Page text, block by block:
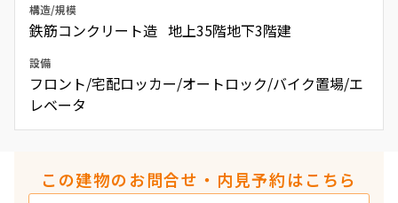
構造/規模
鉄筋コンクリート造 地上35階地下3階建
設備
フロント/宅配ロッカー/オートロック/バイク置場/エ
レベータ
この建物のお問合せ・内見予約はこちら